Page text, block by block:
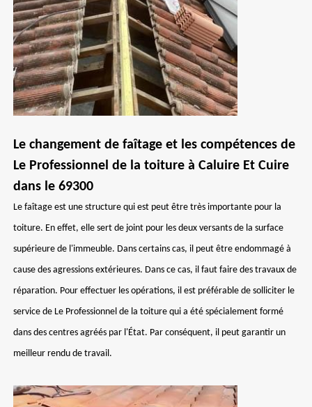
Le changement de faîtage et les compétences de
Le Professionnel de la toiture à Caluire Et Cuire
dans le 69300
Le faîtage est une structure qui est peut être très importante pour la
toiture. En effet, elle sert de joint pour les deux versants de la surface
supérieure de l'immeuble. Dans certains cas, il peut être endommagé à
cause des agressions extérieures. Dans ce cas, il faut faire des travaux de
réparation. Pour effectuer les opérations, il est préférable de solliciter le
service de Le Professionnel de la toiture qui a été spécialement formé
dans des centres agréés par l'État. Par conséquent, il peut garantir un
meilleur rendu de travail.